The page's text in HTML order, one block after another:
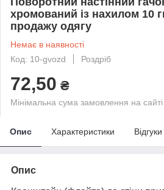
хромований із нахилом 10
продажу одягу
Немає в наявності
Код: 10-gvozd
Роздріб
72,50 ₴
Мінімальна сума замовлення на
Опис Характеристики
Опис